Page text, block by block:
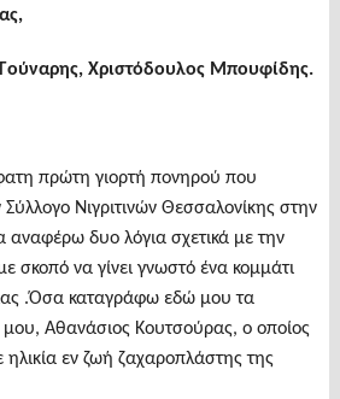
Χριστόδουλος Μπουφίδης.
πρώτη γιορτή πονηρού που
Νιγριτινών Θεσσαλονίκης στην
δυο λόγια σχετικά με την
σκοπό να γίνει γνωστό ένα κομμάτι
.Όσα καταγράφω εδώ μου τα
Αθανάσιος Κουτσούρας, ο οποίος
ηλικία εν ζωή ζαχαροπλάστης της